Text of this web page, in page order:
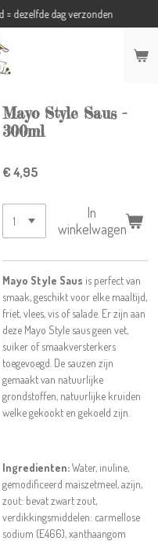
= dezelfde dag verzonden
Mayo Style Saus -
300ml
€ 4,95
In
winkelwagen
Mayo Style Saus is perfect van
smaak, geschikt voor elke maaltijd,
friet, vlees, vis of salade. Er zijn aan
deze Mayo Style saus geen vet,
suiker of smaakversterkers
toegevoegd. De sauzen zijn
gemaakt van natuurlijke
grondstoffen, natuurlijke kruiden
welke gekookt en gekoeld zijn.
Ingredienten:Water, inuline,
gemodificeerd maiszetmeel, azijn,
zout: bevat zwart zout,
verdikkingsmiddelen: carmellose
sodium (E466), xanthaangom